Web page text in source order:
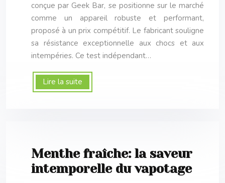
conçue par Geek Bar, se positionne sur le marché
comme un appareil robuste et performant,
proposé à un prix compétitif. Le fabricant souligne
sa résistance exceptionnelle aux chocs et aux
intempéries. Ce test indépendant…
Lire la suite
Menthe fraîche: la saveur
intemporelle du vapotage